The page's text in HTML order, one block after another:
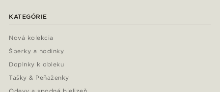
KATEGÓRIE
Nová kolekcia
Šperky a hodinky
Doplnky k obleku
Tašky & Peňaženky